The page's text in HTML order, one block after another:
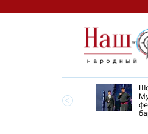
свой высокий
на конгрессе в